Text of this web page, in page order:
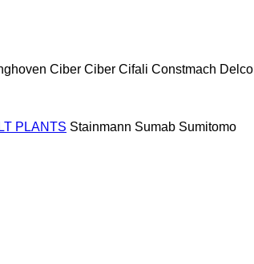
Ciber Ciber Cifali Constmach Delco
PLANTS Stainmann Sumab Sumitomo